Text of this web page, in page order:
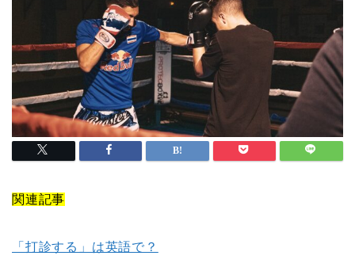
関連記事
「打診する」は英語で？